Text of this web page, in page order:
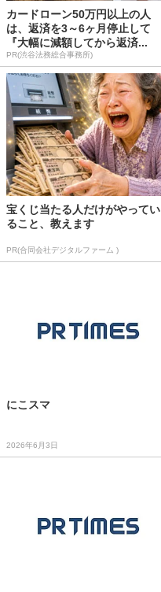
カードローン50万円以上の人
は、返済を3～6ヶ月停止して
『大幅に減額してから返済...
PR(渋谷法務総合事務所)
宝くじ当たる人だけがやってい
ること、教えます
PR(合同会社デジタルファーム )
にこスマ
2026年6月3日